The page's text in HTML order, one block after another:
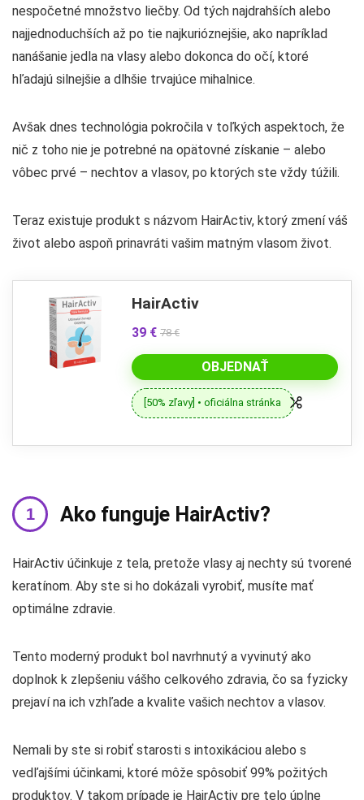
nespočetné množstvo liečby. Od tých najdrahších alebo
najjednoduchších až po tie najkurióznejšie, ako napríklad
nanášanie jedla na vlasy alebo dokonca do očí, ktoré
hľadajú silnejšie a dlhšie trvajúce mihalnice.
Avšak dnes technológia pokročila v toľkých aspektoch, že
nič z toho nie je potrebné na opätovné získanie – alebo
vôbec prvé – nechtov a vlasov, po ktorých ste vždy túžili.
Teraz existuje produkt s názvom HairActiv, ktorý zmení váš
život alebo aspoň prinavráti vašim matným vlasom život.
HairActiv
39 € 78 €
OBJEDNAŤ
[50% zľavy] • oficiálna stránka
Ako funguje HairActiv?
HairActiv účinkuje z tela, pretože vlasy aj nechty sú tvorené
keratínom. Aby ste si ho dokázali vyrobiť, musíte mať
optimálne zdravie.
Tento moderný produkt bol navrhnutý a vyvinutý ako
doplnok k zlepšeniu vášho celkového zdravia, čo sa fyzicky
prejaví na ich vzhľade a kvalite vašich nechtov a vlasov.
Nemali by ste si robiť starosti s intoxikáciou alebo s
vedľajšími účinkami, ktoré môže spôsobiť 99% požitých
produktov. V takom prípade je HairActiv pre telo úplne